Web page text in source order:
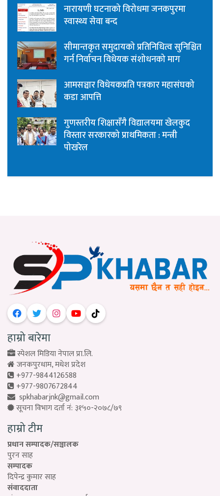
नारायणी घटनाको विरोधमा जनकपुरमा
स्वास्थ्य सेवा बन्द
सीमान्तकृत समुदायको प्रतिनिधित्व सुनिश्चित
गर्न निर्वाचन विधेयक संशोधनको माग
आमसञ्चार विधेयकप्रति पत्रकार महासंघको
कडा आपत्ति
गुणस्तरीय शिक्षासँगै विद्यालयमा खेलकुद
विस्तार सरकारको प्राथमिकता : मन्त्री
पोखरेल
हाम्रो बारेमा
स्पेशल मिडिया नेपाल प्रा.लि.
जनकपुरधाम, मधेश प्रदेश
+977-9844126588
+977-9807672844
spkhabarjnk@gmail.com
सूचना विभाग दर्ता नं: ३१५०-२०७८/७९
हाम्रो टीम
प्रधान सम्पादक/सञ्चालक
पुरन साह
सम्पादक
दिपेन्द्र कुमार साह
संवाददाता